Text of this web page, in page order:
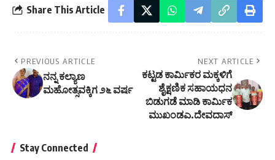
Share This Article
PREVIOUS ARTICLE
ನನ್ನ ಕಲ್ಯಾಣ
ಮಹೋತ್ಸವಕ್ಕಿಗ ೨೬ ವರ್ಷ
NEXT ARTICLE
ಕಟ್ಟಡ ಕಾರ್ಮಿಕರ ಮಕ್ಕಳಿಗೆ
ಶೈಕ್ಷಣಿಕ ಸಹಾಯಧನ
ಬಿಡುಗಡೆ ಮಾಡಿ ಕಾರ್ಮಿಕ
ಮುಖಂಡಎ.ದೇವದಾಸ್
Stay Connected